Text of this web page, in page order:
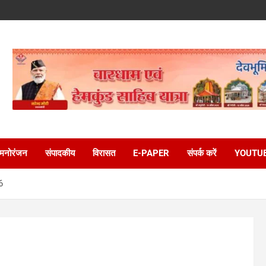
मनोरंजन संपादकीय विरासत E-PAPER संपर्क करें